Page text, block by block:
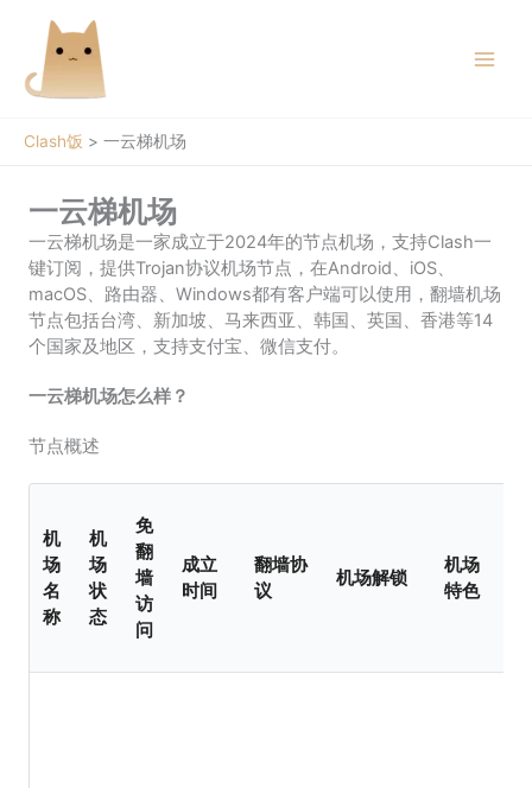
Clash饭 > 一云梯机场
一云梯机场
一云梯机场是一家成立于2024年的节点机场，支持Clash一
键订阅，提供Trojan协议机场节点，在Android、iOS、
macOS、路由器、Windows都有客户端可以使用，翻墙机场
节点包括台湾、新加坡、马来西亚、韩国、英国、香港等14
个国家及地区，支持支付宝、微信支付。
一云梯机场怎么样？
节点概述
机
场
名
称
机
场
状
态
免
翻
墙
访
问
成立
时间
翻墙协
议
机场解锁
机场
特色